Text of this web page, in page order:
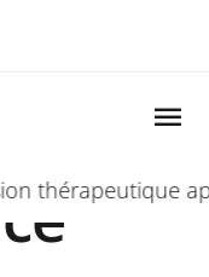
langue
thérapeutique